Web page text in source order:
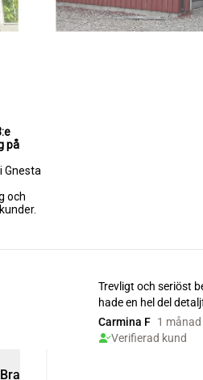
på
Gnesta
och